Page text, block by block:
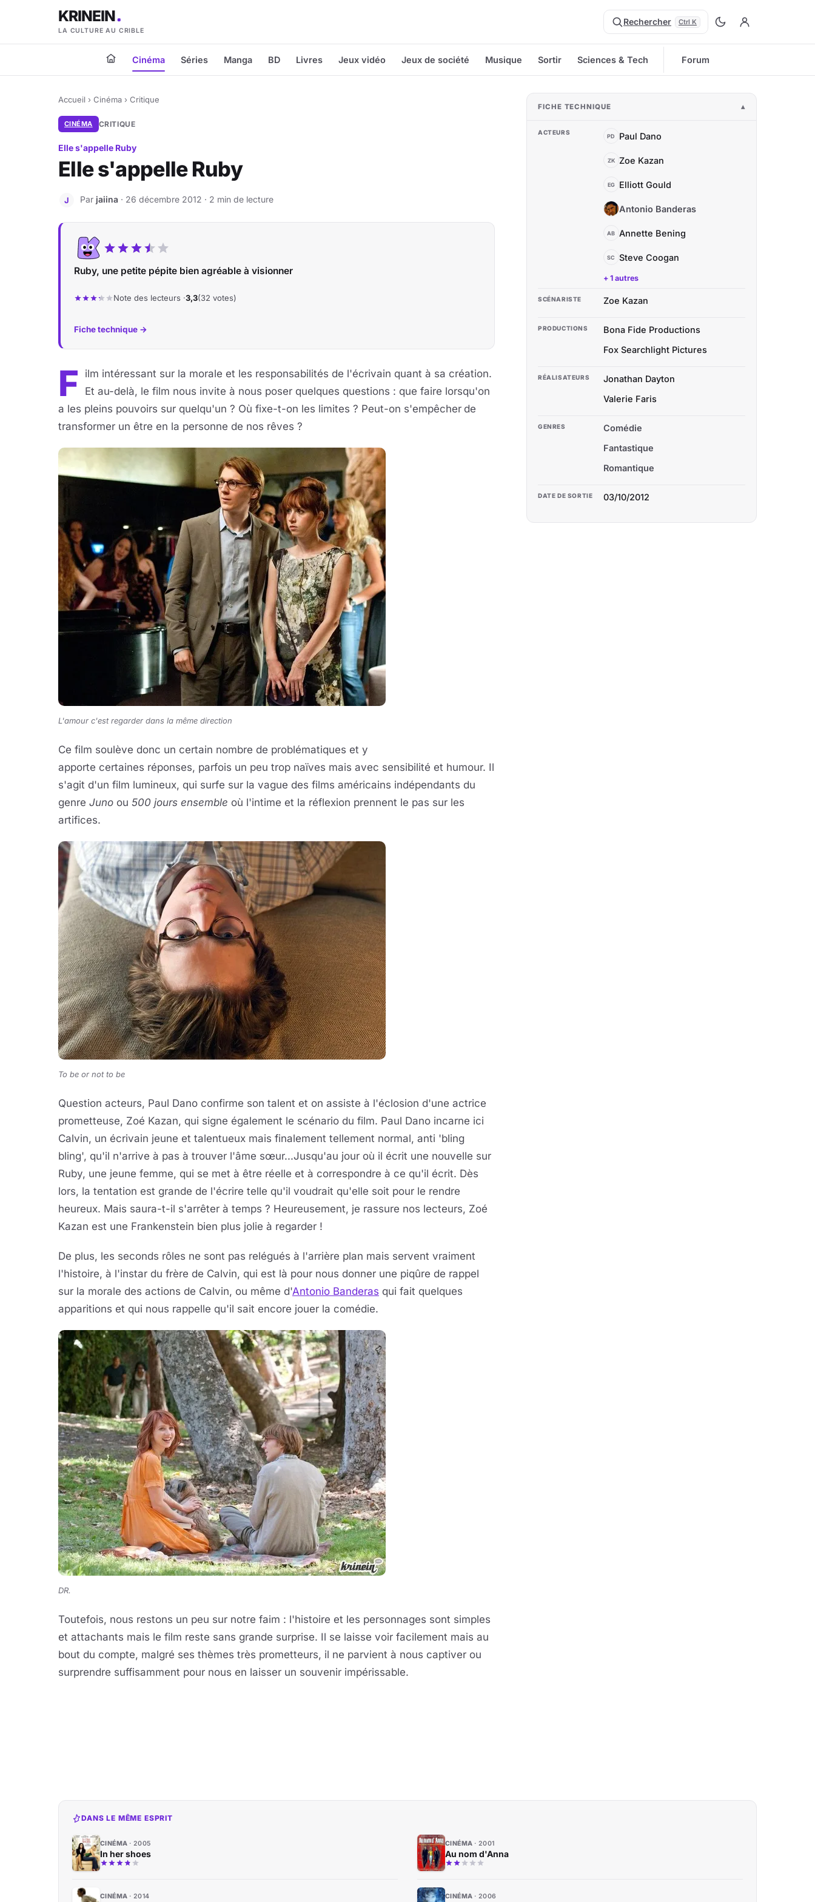
KRINEIN
LA CULTURE AU CRIBLE
Rechercher Ctrl K
Cinéma Séries Manga BD Livres Jeux vidéo Jeux de société Musique Sortir Sciences & Tech Forum
Accueil › Cinéma › Critique
CINÉMA CRITIQUE
Elle s'appelle Ruby
Elle s'appelle Ruby
J Par jaiina · 26 décembre 2012 · 2 min de lecture
Ruby, une petite pépite bien agréable à visionner
Note des lecteurs ·3,3(32 votes)
Fiche technique →
F
ilm intéressant sur la morale et les responsabilités de l'écrivain quant à sa création.
Et au-delà, le film nous invite à nous poser quelques questions : que faire lorsqu'on
a les pleins pouvoirs sur quelqu'un ? Où fixe-t-on les limites ? Peut-on s'empêcher de
transformer un être en la personne de nos rêves ?
L'amour c'est regarder dans la même direction
Ce film soulève donc un certain nombre de problématiques et y
apporte certaines réponses, parfois un peu trop naïves mais avec sensibilité et humour. Il
s'agit d'un film lumineux, qui surfe sur la vague des films américains indépendants du
genre Juno ou 500 jours ensemble où l'intime et la réflexion prennent le pas sur les
artifices.
To be or not to be
Question acteurs, Paul Dano confirme son talent et on assiste à l'éclosion d'une actrice
prometteuse, Zoé Kazan, qui signe également le scénario du film. Paul Dano incarne ici
Calvin, un écrivain jeune et talentueux mais finalement tellement normal, anti 'bling
bling', qu'il n'arrive à pas à trouver l'âme sœur...Jusqu'au jour où il écrit une nouvelle sur
Ruby, une jeune femme, qui se met à être réelle et à correspondre à ce qu'il écrit. Dès
lors, la tentation est grande de l'écrire telle qu'il voudrait qu'elle soit pour le rendre
heureux. Mais saura-t-il s'arrêter à temps ? Heureusement, je rassure nos lecteurs, Zoé
Kazan est une Frankenstein bien plus jolie à regarder !
De plus, les seconds rôles ne sont pas relégués à l'arrière plan mais servent vraiment
l'histoire, à l'instar du frère de Calvin, qui est là pour nous donner une piqûre de rappel
sur la morale des actions de Calvin, ou même d'Antonio Banderas qui fait quelques
apparitions et qui nous rappelle qu'il sait encore jouer la comédie.
DR.
Toutefois, nous restons un peu sur notre faim : l'histoire et les personnages sont simples
et attachants mais le film reste sans grande surprise. Il se laisse voir facilement mais au
bout du compte, malgré ses thèmes très prometteurs, il ne parvient à nous captiver ou
surprendre suffisamment pour nous en laisser un souvenir impérissable.
FICHE TECHNIQUE
ACTEURS PD Paul Dano
ZK Zoe Kazan
EG Elliott Gould
AB Antonio Banderas
AB Annette Bening
SC Steve Coogan
+ 1 autres
SCÉNARISTE Zoe Kazan
PRODUCTIONS
Bona Fide Productions
Fox Searchlight Pictures
RÉALISATEURS
Jonathan Dayton
Valerie Faris
GENRES
Comédie
Fantastique
Romantique
DATE DE SORTIE 03/10/2012
DANS LE MÊME ESPRIT
CINÉMA 2005
In her shoes
CINÉMA 2001
Au nom d'Anna
CINÉMA 2014 CINÉMA 2006